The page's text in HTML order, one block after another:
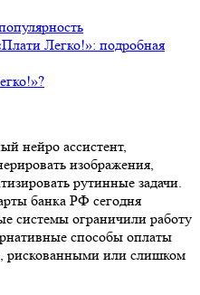
Легко!»: подробная
нейро ассистент,
изображения,
рутинные задачи.
банка РФ сегодня
системы ограничили работу
способы оплаты
рискованными или слишком